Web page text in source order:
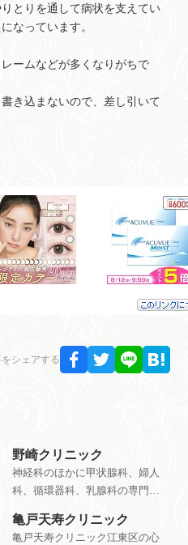
とりを通して病状を支えてい
なっています。
ームなどが多くなりがちで
き込まないので、差し引いて
をシェアする
野崎クリニック
神経科のほかに甲状腺科、婦人
科、循環器科、乳腺科の専門医
る病院。
亀戸天寿クリニック
亀戸天寿クリニック江東区の心